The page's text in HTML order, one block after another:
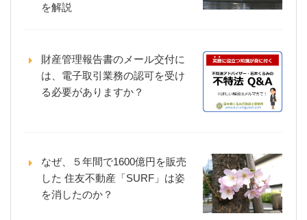
を解説
財産管理報告書のメール交付に
は、電子取引業務の認可を受け
る必要がありますか？
なぜ、５年間で1600億円を販売
した 住友不動産「SURF」は姿
を消したのか？